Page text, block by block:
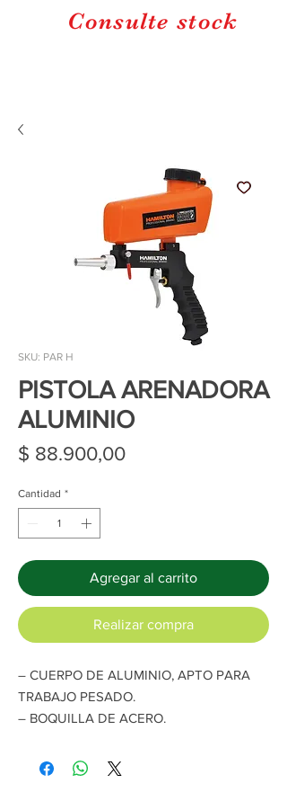
Consulte stock
SKU: PAR H
PISTOLA ARENADORA
ALUMINIO
$ 88.900,00Precio
Cantidad *
Agregar al carrito
Realizar compra
– CUERPO DE ALUMINIO, APTO PARA
TRABAJO PESADO.
– BOQUILLA DE ACERO.
– SELECTOR DE POTENCIA: ALTA /